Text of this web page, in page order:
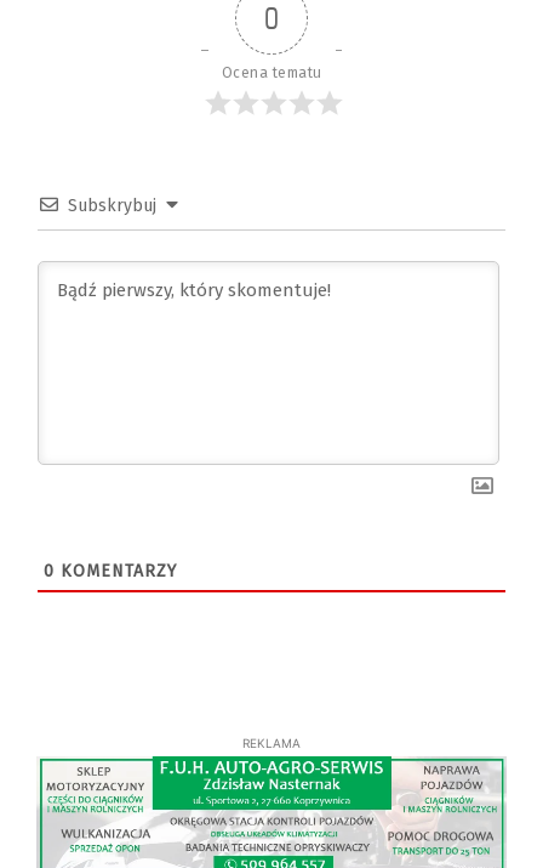
0
Ocena tematu
Subskrybuj
0 KOMENTARZY
REKLAMA